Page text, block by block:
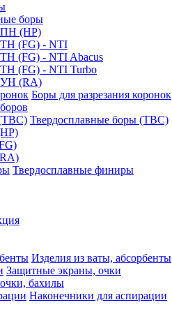
боры
ПН (HP)
ТН (FG) - NTI
(FG) - NTI Abacus
(FG) - NTI Turbo
УН (RA)
Боры для разрезания коронок
Твердосплавные боры (ТВС)
Твердосплавные финиры
Изделия из ваты, абсорбенты
Защитные экраны, очки
бахилы
Наконечники для аспирации